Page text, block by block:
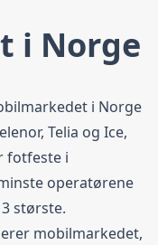
i Norge
i Norge
Telia og Ice,
fotfeste i
operatørene
største.
mobilmarkedet,